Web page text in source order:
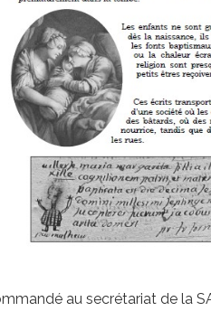
au secrétariat de la